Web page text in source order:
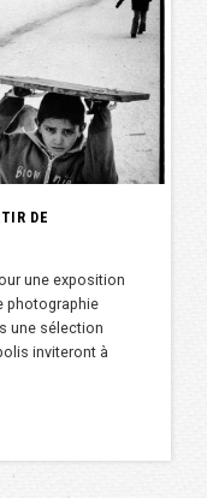
DE
une exposition
photographie
une sélection
inviteront à